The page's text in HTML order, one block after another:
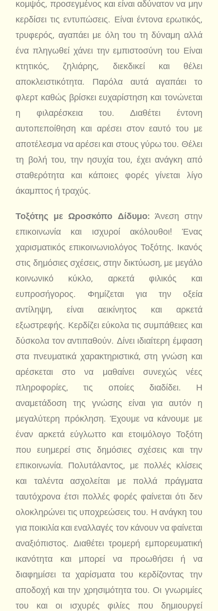
κομψός, προσεγμένος και είναι αδύνατον να μην
κερδίσει τις εντυπώσεις. Είναι έντονα ερωτικός,
τρυφερός, αγαπάει με όλη του τη δύναμη αλλά
ένα πληγωθεί χάνει την εμπιστοσύνη του Είναι
κτητικός, ζηλιάρης, διεκδικεί και θέλει
αποκλειστικότητα. Παρόλα αυτά αγαπάει το
φλερτ καθώς βρίσκει ευχαρίστηση και τονώνεται
η φιλαρέσκεια του. Διαθέτει έντονη
αυτοπεποίθηση και αρέσει στον εαυτό του με
αποτέλεσμα να αρέσει και στους γύρω του. Θέλει
τη βολή του, την ησυχία του, έχει ανάγκη από
σταθερότητα και κάποιες φορές γίνεται λίγο
άκαμπτος ή τραχύς.
Τοξότης με Ωροσκόπο Δίδυμο: Άνεση στην
επικοινωνία και ισχυροί ακόλουθοι! Ένας
χαρισματικός επικοινωνιολόγος Τοξότης. Ικανός
στις δημόσιες σχέσεις, στην δικτύωση, με μεγάλο
κοινωνικό κύκλο, αρκετά φιλικός και
ευπροσήγορος. Φημίζεται για την οξεία
αντίληψη, είναι αεικίνητος και αρκετά
εξωστρεφής. Κερδίζει εύκολα τις συμπάθειες και
δύσκολα τον αντιπαθούν. Δίνει ιδιαίτερη έμφαση
στα πνευματικά χαρακτηριστικά, στη γνώση και
αρέσκεται στο να μαθαίνει συνεχώς νέες
πληροφορίες, τις οποίες διαδίδει. Η
αναμετάδοση της γνώσης είναι για αυτόν η
μεγαλύτερη πρόκληση. Έχουμε να κάνουμε με
έναν αρκετά εύγλωττο και ετοιμόλογο Τοξότη
που ευημερεί στις δημόσιες σχέσεις και την
επικοινωνία. Πολυτάλαντος, με πολλές κλίσεις
και ταλέντα ασχολείται με πολλά πράγματα
ταυτόχρονα έτσι πολλές φορές φαίνεται ότι δεν
ολοκληρώνει τις υποχρεώσεις του. Η ανάγκη του
για ποικιλία και εναλλαγές τον κάνουν να φαίνεται
αναξιόπιστος. Διαθέτει τρομερή εμπορευματική
ικανότητα και μπορεί να προωθήσει ή να
διαφημίσει τα χαρίσματα του κερδίζοντας την
αποδοχή και την χρησιμότητα του. Οι γνωριμίες
του και οι ισχυρές φιλίες που δημιουργεί